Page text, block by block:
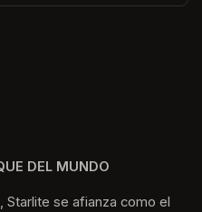
DEL MUNDO
se afianza como el